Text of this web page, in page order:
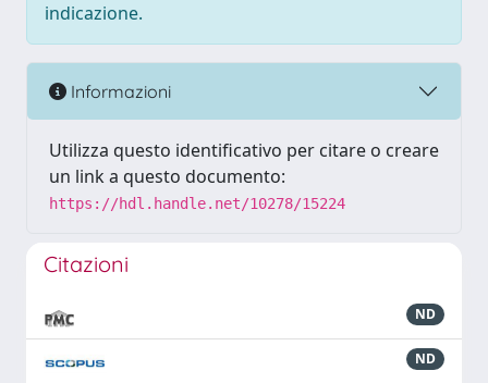
indicazione.
Informazioni
Utilizza questo identificativo per citare o creare
un link a questo documento:
https://hdl.handle.net/10278/15224
Citazioni
ND
ND